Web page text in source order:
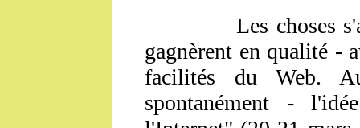
Les choses
gagnèrent en qualité -
facilités du Web.
spontanément -